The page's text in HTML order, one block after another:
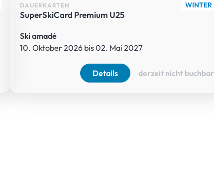
WINTER
DAUERKARTEN
SuperSkiCard Premium U25
Ski amadé
10. Oktober 2026 bis 02. Mai 2027
Details derzeit nicht buchbar